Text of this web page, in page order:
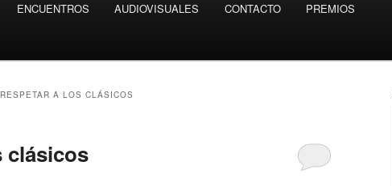
ENCUENTROS AUDIOVISUALES CONTACTO PREMIOS
RESPETAR A LOS CLÁSICOS
clásicos